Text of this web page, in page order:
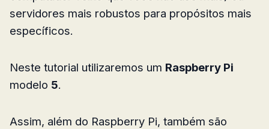
servidores mais robustos para propósitos mais
específicos.
Neste tutorial utilizaremos um Raspberry Pi
modelo 5.
Assim, além do Raspberry Pi, também são